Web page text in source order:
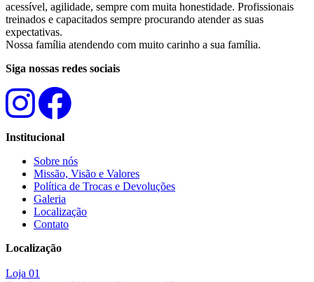
acessível, agilidade, sempre com muita honestidade. Profissionais
treinados e capacitados sempre procurando atender as suas
expectativas.
Nossa família atendendo com muito carinho a sua família.
Siga nossas redes sociais
Institucional
Sobre nós
Missão, Visão e Valores
Política de Trocas e Devoluções
Galeria
Localização
Contato
Localização
Loja 01